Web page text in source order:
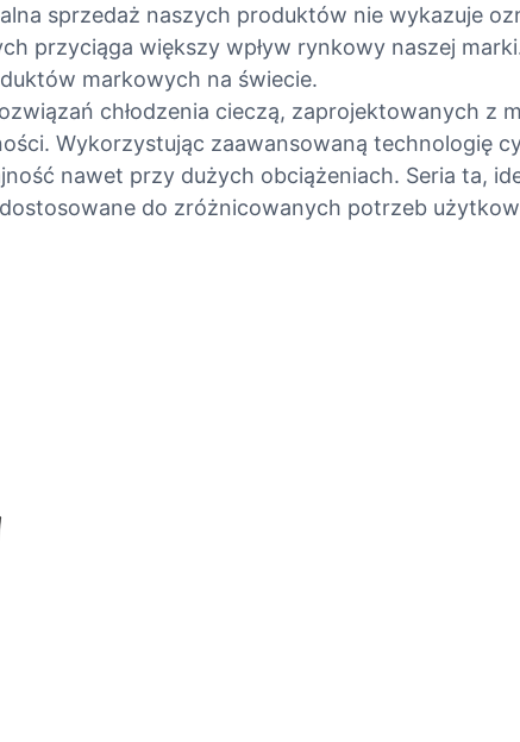
sprzedaż naszych produktów nie wykazuje
przyciąga większy wpływ rynkowy naszej
markowych na świecie.
chłodzenia cieczą, zaprojektowanych z
Wykorzystując zaawansowaną technologię
nawet przy dużych obciążeniach. Seria ta,
do zróżnicowanych potrzeb